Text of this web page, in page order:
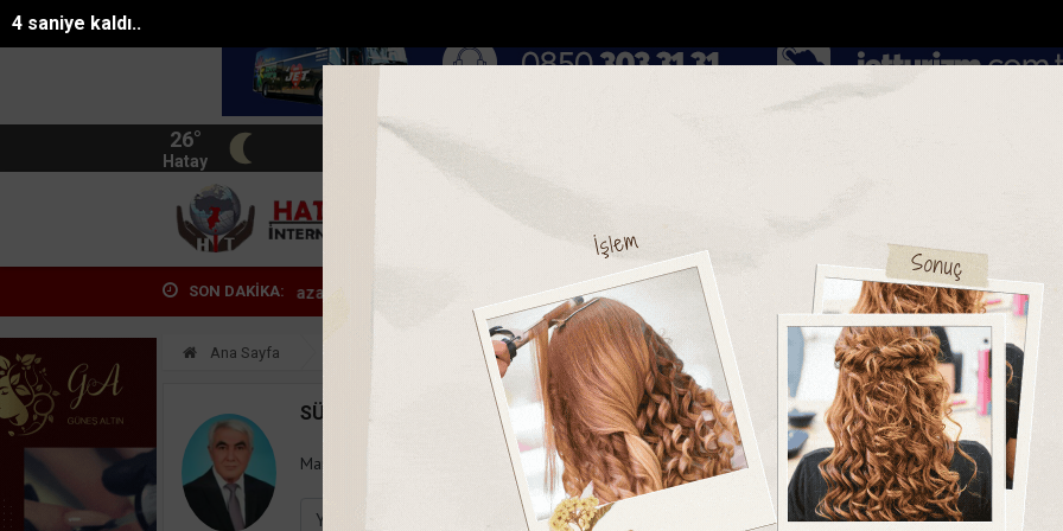
3 saniye kaldı..
26°
Hatay
BIST 13.744
HATAY KADIN-YAŞAM
SON DAKİKA:
yükseldiği mobilya mağazasında yaşa... Karaciğer yağlanması hakkında doğru bilinen 1... Mersinde ‘Yaz Dostum konserleri
Yazarlar Web TV
Ana Sayfa Süleyman GÖKSU
SÜLEYMAN GÖKSU
Mail: suleymangoksu@gmail.com